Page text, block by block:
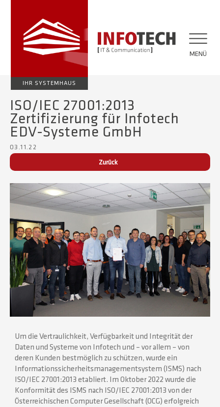
IHR SYSTEMHAUS
MENÜ
ISO/IEC 27001:2013
Zertifizierung für Infotech
EDV-Systeme GmbH
03.11.22
Zurück
Um die Vertraulichkeit, Verfügbarkeit und Integrität der
Daten und Systeme von Infotech und – vor allem – von
deren Kunden bestmöglich zu schützen, wurde ein
Informationssicherheitsmanagementsystem (ISMS) nach
ISO/IEC 27001:2013 etabliert. Im Oktober 2022 wurde die
Konformität des ISMS nach ISO/IEC 27001:2013 von der
Österreichischen Computer Gesellschaft (OCG) erfolgreich